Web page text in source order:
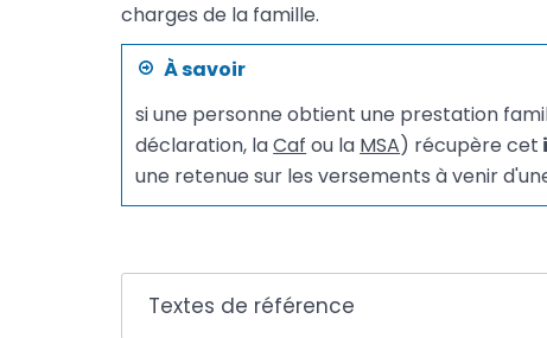
charges de la famille.
À savoir
si une personne obtient une prestation
déclaration, laCaf ou la MSA) récupère cet
une retenue sur les versements à venir
Textes de référence